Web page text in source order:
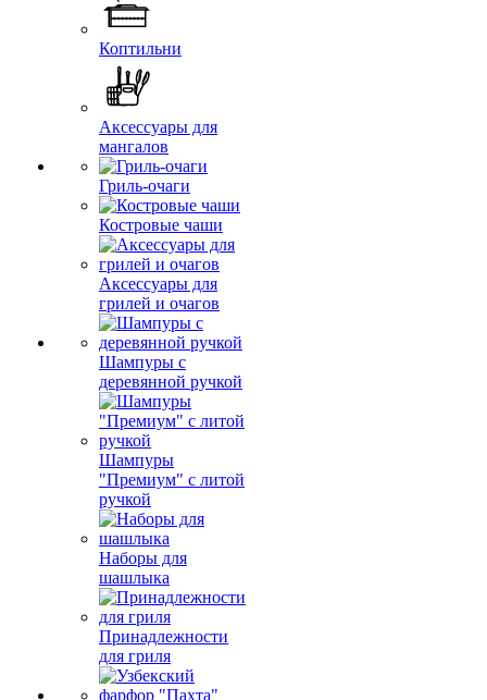
Коптильни
Аксессуары для
мангалов
Гриль-очаги
Костровые чаши
Аксессуары для
грилей и очагов
Шампуры с
деревянной ручкой
Шампуры
"Премиум" с литой
ручкой
Наборы для
шашлыка
Принадлежности
для гриля